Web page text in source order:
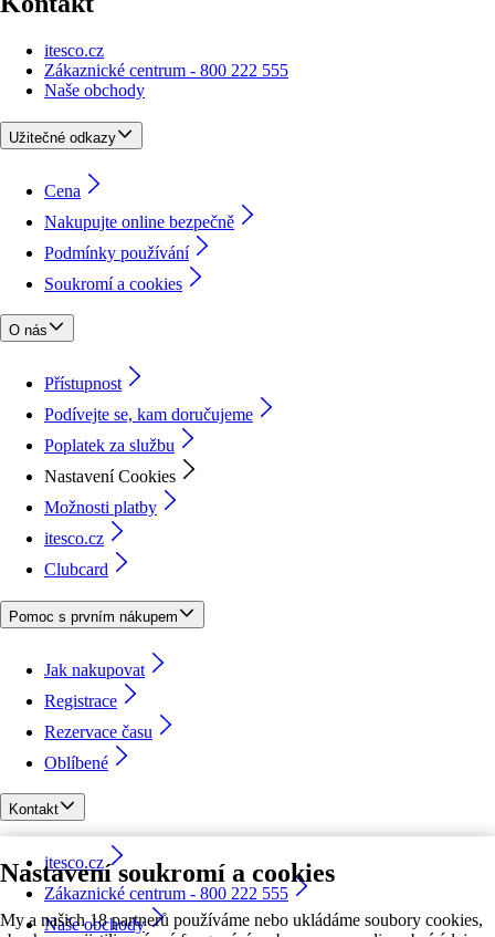
Nastavení soukromí a cookies
My a našich 18 partnerů používáme nebo ukládáme soubory cookies,
itesco.cz
Zákaznické centrum - 800 222 555
Naše obchody
Užitečné odkazy
Cena
Nakupujte online bezpečně
Podmínky používání
Soukromí a cookies
O nás
Přístupnost
Podívejte se, kam doručujeme
Poplatek za službu
Nastavení Cookies
Možnosti platby
itesco.cz
Clubcard
Pomoc s prvním nákupem
Jak nakupovat
Registrace
Rezervace času
Oblíbené
Kontakt
itesco.cz
Zákaznické centrum - 800 222 555
Naše obchody